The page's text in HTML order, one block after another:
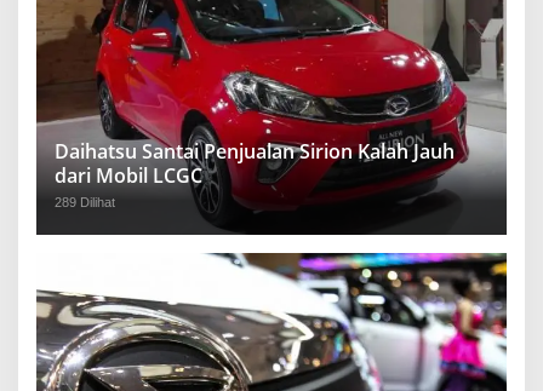
Daihatsu Santai Penjualan Sirion Kalah Jauh
dari Mobil LCGC
289 Dilihat